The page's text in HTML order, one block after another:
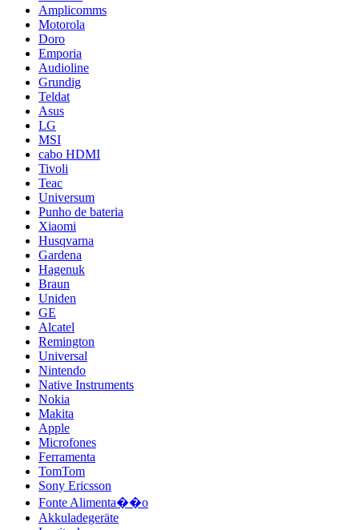
Amplicomms
Motorola
Doro
Emporia
Audioline
Grundig
Teldat
Asus
LG
MSI
cabo HDMI
Tivoli
Teac
Universum
Punho de bateria
Xiaomi
Husqvarna
Gardena
Hagenuk
Braun
Uniden
GE
Alcatel
Remington
Universal
Nintendo
Native Instruments
Nokia
Makita
Apple
Microfones
Ferramenta
TomTom
Sony Ericsson
Fonte Alimenta��o
Akkuladegeräte